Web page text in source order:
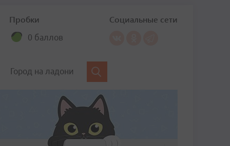
Пробки
0 баллов
Социальные сети
Город на ладони